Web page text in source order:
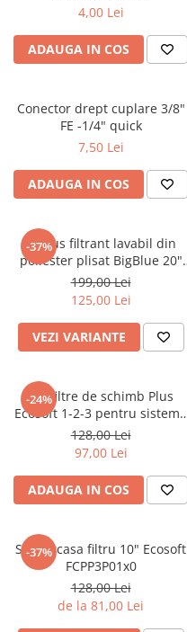
4,00 Lei
ADAUGA IN COS
Conector drept cuplare 3/8"
FE -1/4" quick
7,50 Lei
ADAUGA IN COS
-37%
Cartus filtrant lavabil din
poliester plisat BigBlue 20"
FCCELxM20B
199,00 Lei
125,00 Lei
VEZI VARIANTE
-24%
Set filtre de schimb Plus
Ecosoft 1-2-3 pentru sisteme
de filtrare
128,00 Lei
97,00 Lei
ADAUGA IN COS
-37%
Set carcasa filtru 10" Ecosoft
FCPP3P01x0
128,00 Lei
de la 81,00 Lei